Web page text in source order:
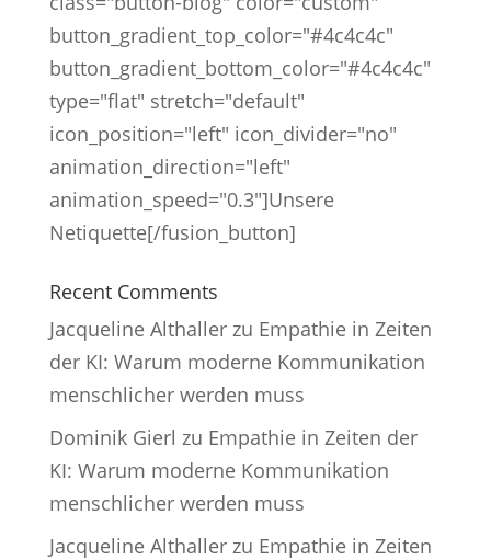
button_gradient_top_color="#4c4c4c"
button_gradient_bottom_color="#4c4c4c"
type="flat" stretch="default"
icon_position="left" icon_divider="no"
animation_direction="left"
animation_speed="0.3"]Unsere
Netiquette[/fusion_button]
Recent Comments
Jacqueline Althallerzu Empathie in Zeiten
der KI: Warum moderne Kommunikation
menschlicher werden muss
Dominik Gierl zu Empathie in Zeiten der
KI: Warum moderne Kommunikation
menschlicher werden muss
Jacqueline Althallerzu Empathie in Zeiten